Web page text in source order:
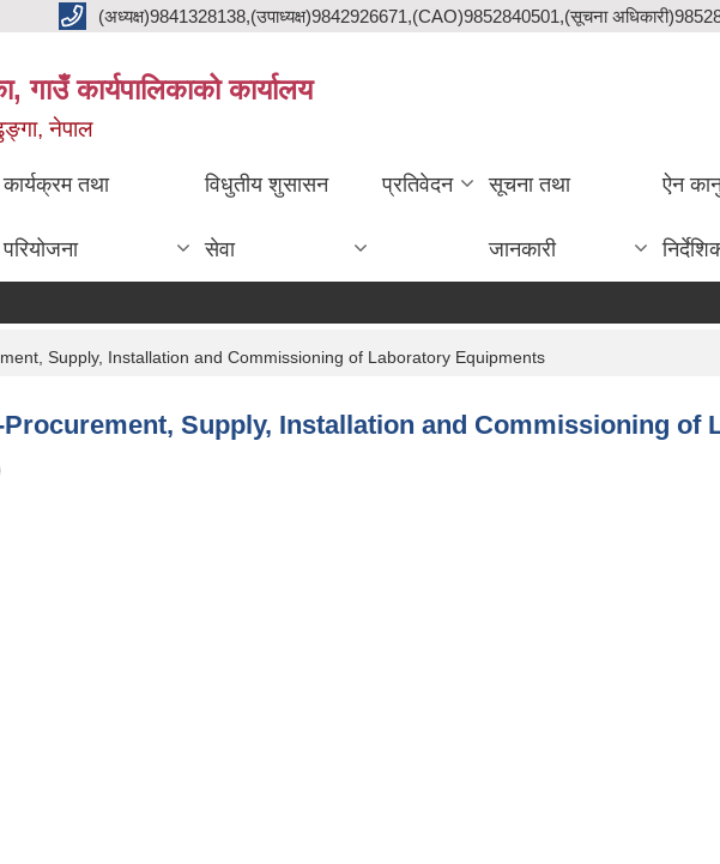
(अध्यक्ष)9841328138,(उपाध्यक्ष)9842926671,(CAO)9852840501,(सूचना
गाउँ कार्यपालिकाको कार्यालय
नेपाल
कार्यक्रम तथा
परियोजना
विधुतीय शुसासन
सेवा
प्रतिवेदन सूचना तथा
जानकारी
ऐन
Supply, Installation and Commissioning of Laboratory Equipments
Procurement, Supply, Installation and Commissioning